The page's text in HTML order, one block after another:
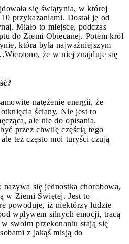
się świątynia, w której
przykazaniami. Dostał je od
Miało to miejsce, podczas
do Ziemi Obiecanej. Potem król
która była najważniejszym
że w niej znajduje się
natężenie energii, że
ściany. Nie jest to
ale nie do opisania.
przez chwilę częścią tego
też często moi turyści czują
się jednostka chorobowa,
w Ziemi Świętej. Jest to
powoduje, iż niektórzy ludzie
wpływem silnych emocji, tracą
swoim przekonaniu stają się
z jakąś misją do